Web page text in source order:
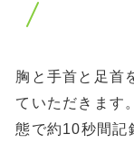
胸と手首と足首
ていただきます
態で約10秒間記